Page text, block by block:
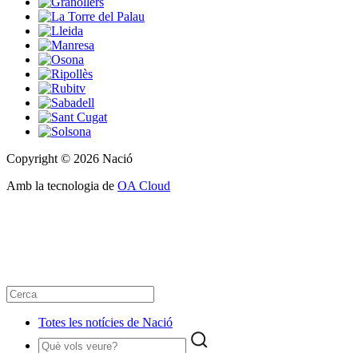
Copyright © 2026 Nació
Amb la tecnologia de OA Cloud
Totes les notícies de Nació